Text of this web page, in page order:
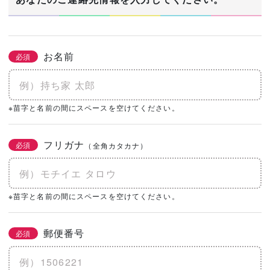
必須 お名前
※苗字と名前の間にスペースを空けてください。
必須 フリガナ （全角カタカナ）
※苗字と名前の間にスペースを空けてください。
必須 郵便番号